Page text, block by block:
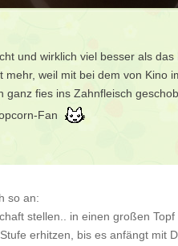
und wirklich viel besser als das
weil mit bei dem von Kino
fies ins Zahnfleisch
Fan
so an:
stellen.. in einen großen Topf
erhitzen, bis es anfängt mit